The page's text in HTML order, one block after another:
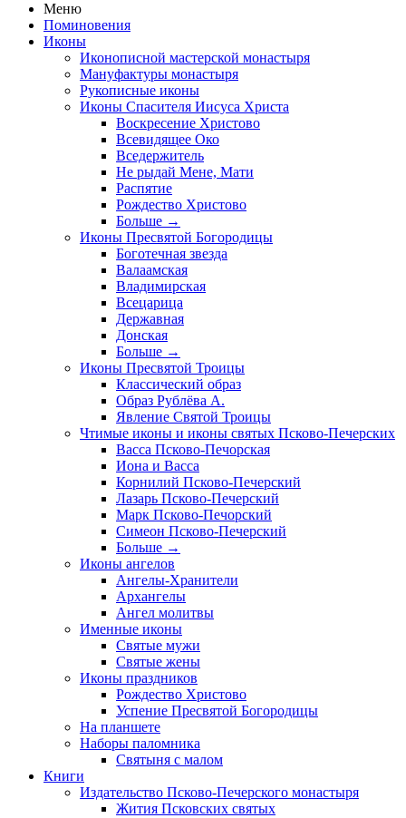
Меню
Поминовения
Иконы
Иконописной мастерской монастыря
Мануфактуры монастыря
Рукописные иконы
Иконы Спасителя Иисуса Христа
Воскресение Христово
Всевидящее Око
Вседержитель
Не рыдай Мене, Мати
Распятие
Рождество Христово
Больше →
Иконы Пресвятой Богородицы
Боготечная звезда
Валаамская
Владимирская
Всецарица
Державная
Донская
Больше →
Иконы Пресвятой Троицы
Классический образ
Образ Рублёва А.
Явление Святой Троицы
Чтимые иконы и иконы святых Псково-Печерских
Васса Псково-Печорская
Иона и Васса
Корнилий Псково-Печерский
Лазарь Псково-Печерский
Марк Псково-Печорский
Симеон Псково-Печерский
Больше →
Иконы ангелов
Ангелы-Хранители
Архангелы
Ангел молитвы
Именные иконы
Святые мужи
Святые жены
Иконы праздников
Рождество Христово
Успение Пресвятой Богородицы
На планшете
Наборы паломника
Святыня с малом
Книги
Издательство Псково-Печерского монастыря
Жития Псковских святых